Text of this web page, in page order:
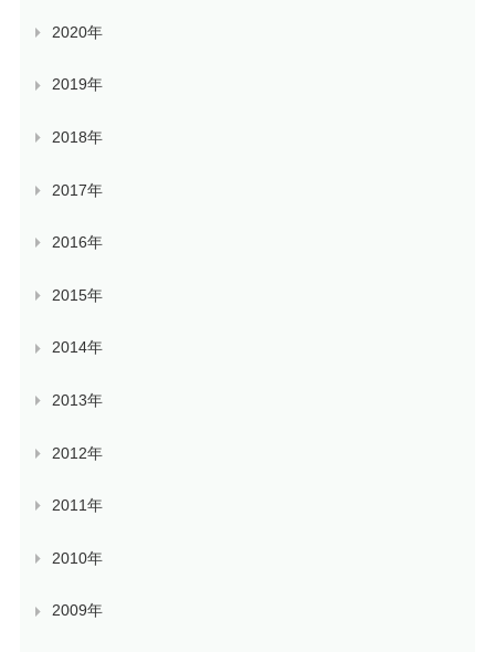
2020年
2019年
2018年
2017年
2016年
2015年
2014年
2013年
2012年
2011年
2010年
2009年